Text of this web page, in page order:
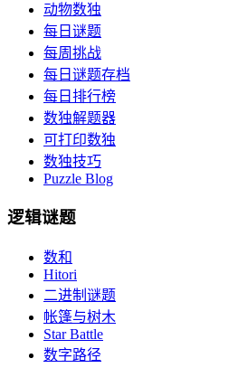
动物数独
每日谜题
每周挑战
每日谜题存档
每日排行榜
数独解题器
可打印数独
数独技巧
Puzzle Blog
逻辑谜题
数和
Hitori
二进制谜题
帐篷与树木
Star Battle
数字路径